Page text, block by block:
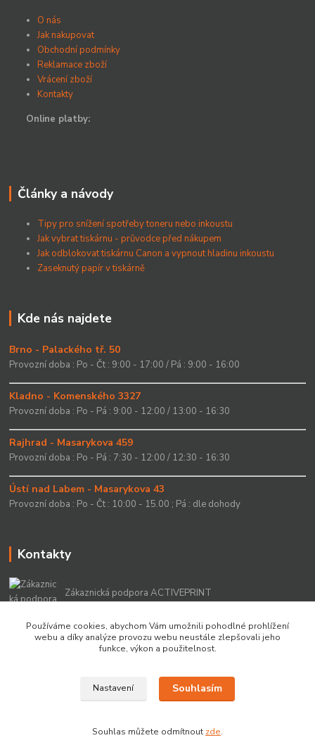
O nás
Jak nakupovat
Obchodní podmínky
Reklamace zboží
Vrácení zboží
Kontakty
Online platby:
Články a návody
Tipy pro snížení spotřeby toneru nebo inkoustu
Jak vybrat tiskárnu - průvodce před nákupem
Jak odblokovat tiskárnu Canon a vypnout hladinu inkoustu
Zaseknutý papír v tiskárně
Kde nás najdete
Brno - Palackého tř. 50
Provozní doba : Po - Čt : 9:00 - 17:00 / Pá : 9:00 - 16:00
Kladno - Komenského 3327
Provozní doba : Po - Pá : 9:00 - 12:00 / 13:00 - 16:30
Rajhrad - Masarykova 459
Provozní doba : Po - Pá : 7:30 - 12:00 / 12:30 - 16:30
Ústí nad Labem - Masarykova 43
Provozní doba : Po - Čt : 10:00 - 15.00 ; Pá : dle dohody
Kontakty
Zákaznická podpora ACTIVEPRINT
+420 549 213 756
info@activeprint.cz
Copyright 2022 © ActivePrint s.r.o.
Používáme cookies, abychom Vám umožnili pohodlné prohlížení
webu a díky analýze provozu webu neustále zlepšovali jeho
funkce, výkon a použitelnost.
Nastavení Souhlasím
Souhlas můžete odmítnout zde.